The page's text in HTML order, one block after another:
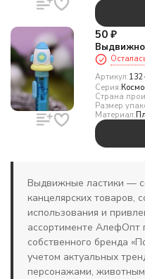
50 ₽
Артикул:
Серия:
Страна
Размер
Материал:
Выдвижные ластики —
канцелярских товаров,
использования и
ассортименте АлефОпт
собственного бренда
учетом актуальных
персонажами,